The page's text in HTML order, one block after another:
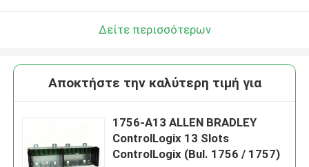
Δείτε περισσότερων
Αποκτήστε την καλύτερη τιμή για
1756-A13 ALLEN BRADLEY
ControlLogix 13 Slots
ControlLogix (Bul. 1756 / 1757)